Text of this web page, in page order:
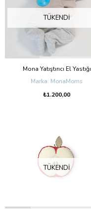
TÜKENDI
Mona Yatıştırıcı El Yastığı
MonaMoms
₺1.200,00
TÜKENDI